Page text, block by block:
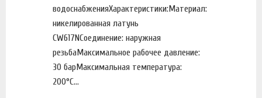
водоснабженияХарактеристики:Материал:
никелированная латунь
CW617NСоединение: наружная
резьбаМаксимальное рабочее давление:
30 барМаксимальная температура:
200°С...